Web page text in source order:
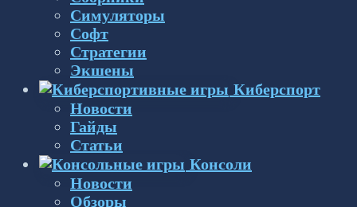
Симуляторы
Софт
Стратегии
Экшены
Киберспорт
Новости
Гайды
Статьи
Консоли
Новости
Обзоры